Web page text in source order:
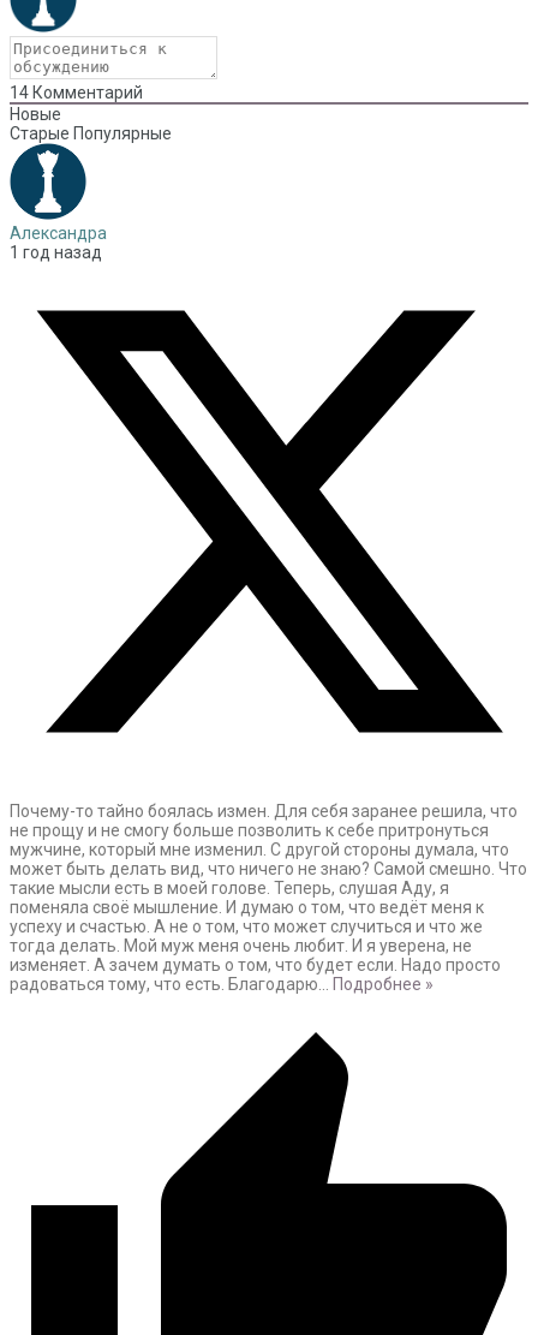
14Комментарий
Новые
Старые Популярные
Александра
1 год назад
Почему-то тайно боялась измен. Для себя заранее решила, что
не прощу и не смогу больше позволить к себе притронуться
мужчине, который мне изменил. С другой стороны думала, что
может быть делать вид, что ничего не знаю? Самой смешно. Что
такие мысли есть в моей голове. Теперь, слушая Аду, я
поменяла своё мышление. И думаю о том, что ведёт меня к
успеху и счастью. А не о том, что может случиться и что же
тогда делать. Мой муж меня очень любит. И я уверена, не
изменяет. А зачем думать о том, что будет если. Надо просто
радоваться тому, что есть. Благодарю
Подробнее »